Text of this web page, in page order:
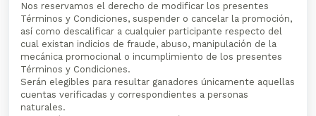
Nos reservamos el derecho de modificar los presentes
Términos y Condiciones, suspender o cancelar la promoción,
así como descalificar a cualquier participante respecto del
cual existan indicios de fraude, abuso, manipulación de la
mecánica promocional o incumplimiento de los presentes
Términos y Condiciones.
Serán elegibles para resultar ganadores únicamente aquellas
cuentas verificadas y correspondientes a personas
naturales.